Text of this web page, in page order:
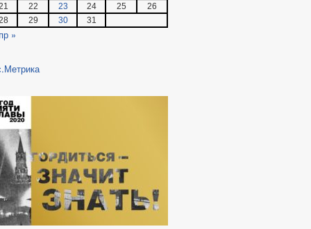
22 23 24 25
26
29 30 31
»